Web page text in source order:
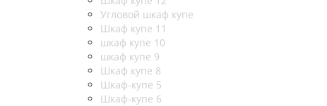
Угловой шкаф купе
Шкаф купе 11
шкаф купе 10
шкаф купе 9
Шкаф купе 8
Шкаф-купе 5
Шкаф-купе 6